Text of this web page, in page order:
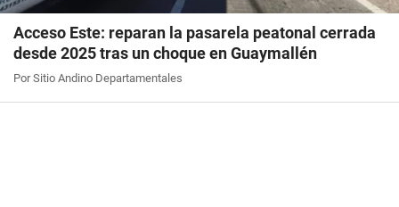
Acceso Este: reparan la pasarela peatonal cerrada
desde 2025 tras un choque en Guaymallén
Por Sitio Andino Departamentales